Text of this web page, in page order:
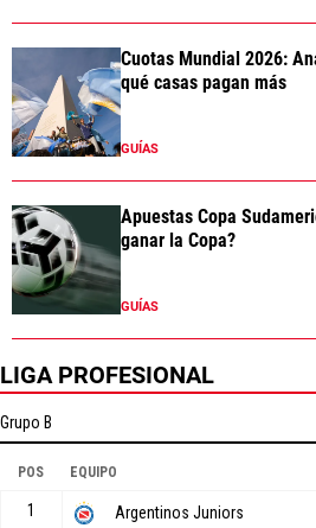
Cuotas Mundial 2026:
qué casas pagan más
GUÍAS
Apuestas Copa
ganar la Copa?
GUÍAS
LIGA PROFESIONAL